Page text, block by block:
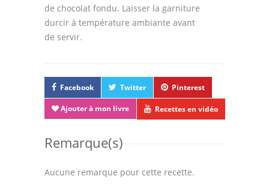
de chocolat fondu. Laisser la garniture
durcir à température ambiante avant
de servir.
Facebook Twitter Pinterest
Ajouter à mon livre Recettes en vidéo
Remarque(s)
Aucune remarque pour cette recette.